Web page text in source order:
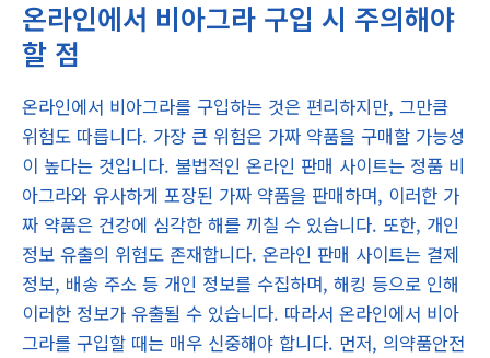
온라인에서 비아그라 구입 시 주의해야
할 점
온라인에서 비아그라를 구입하는 것은 편리하지만, 그만큼
위험도 따릅니다. 가장 큰 위험은 가짜 약품을 구매할 가능성
이 높다는 것입니다. 불법적인 온라인 판매 사이트는 정품 비
아그라와 유사하게 포장된 가짜 약품을 판매하며, 이러한 가
짜 약품은 건강에 심각한 해를 끼칠 수 있습니다. 또한, 개인
정보 유출의 위험도 존재합니다. 온라인 판매 사이트는 결제
정보, 배송 주소 등 개인 정보를 수집하며, 해킹 등으로 인해
이러한 정보가 유출될 수 있습니다. 따라서 온라인에서 비아
그라를 구입할 때는 매우 신중해야 합니다. 먼저, 의약품안전